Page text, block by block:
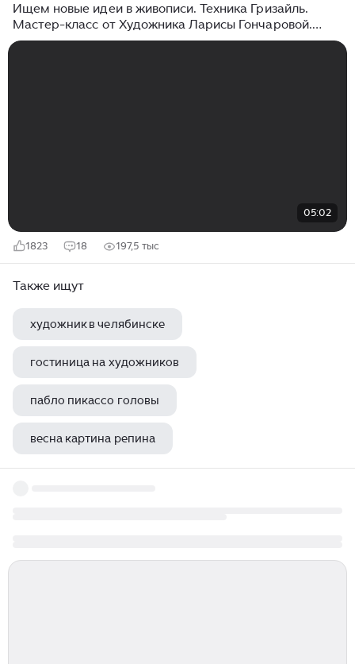
Ищем новые идеи в живописи. Техника Гризайль.
Мастер-класс от Художника Ларисы Гончаровой.
Жостово Арт Студия
05:02
1823 18 197,5 тыс
Также ищут
художник в челябинске
гостиница на художников
пабло пикассо головы
весна картина репина